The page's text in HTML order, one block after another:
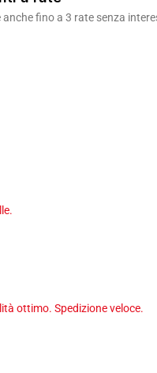
fino a 3 rate senza
ottimo. Spedizione veloce.